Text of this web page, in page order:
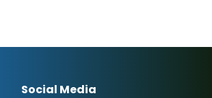
Social Media